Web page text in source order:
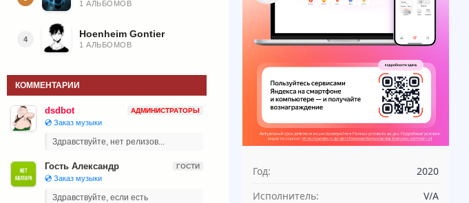
Год:
2020
Исполнитель:
V/A
1 АЛЬБОМОВ
4 Hoenheim Gontier
1 АЛЬБОМОВ
КОММЕНТАРИИ
dsdbot АДМИНИСТРАТОРЫ
💿 Заказ музыки
Здравствуйте, нет релизов...
Гость Александр ГОСТИ
💿 Заказ музыки
Здравствуйте, если есть